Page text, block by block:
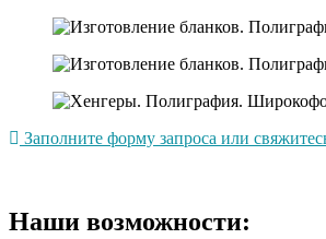
Заполните форму запроса или
Наши возможности: